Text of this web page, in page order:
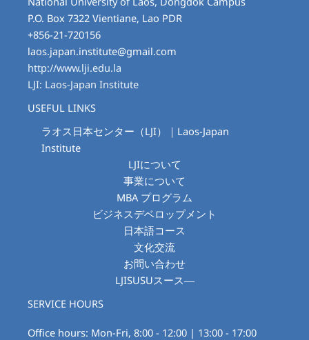
P.O. Box 7322 Vientiane, Lao PDR
+856-21-720156
laos.japan.institute@gmail.com
http://www.lji.edu.la
LJI: Laos-Japan Institute
USEFUL LINKS
ラオス日本センター（LJI）｜Laos-Japan
Institute
LJIについて
事業について
MBA プログラム
ビジネスデベロップメント
日本語コース
文化交流
お問い合わせ
LJISUSUスース―
SERVICE HOURS
Office hours: Mon-Fri, 8:00 - 12:00 | 13:00 - 17:00